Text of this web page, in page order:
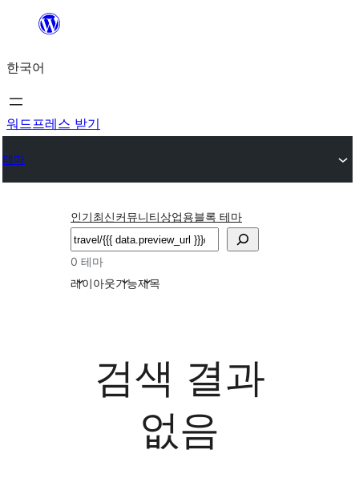
츠
로
바
가
한국어
워드프레스 받기
테마
인기최신커뮤니티상업용블록 테마
검
색
0 테마
레이아웃기능제목
검색 결과
없음